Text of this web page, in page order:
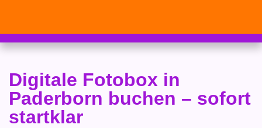
Digitale Fotobox in
Paderborn buchen – sofort
startklar